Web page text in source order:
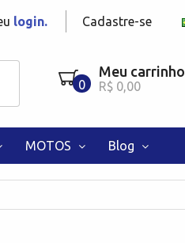
login. Cadastre-se
0
Meu carrinho
R$ 0,00
MOTOS Blog